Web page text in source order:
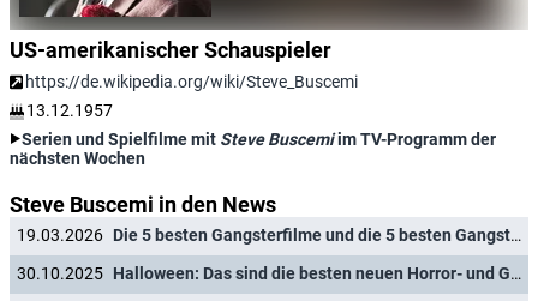
US-amerikanischer Schauspieler
https://de.wikipedia.org/wiki/Steve_Buscemi
13.12.1957
Serien und Spielfilme mit Steve Buscemiim TV-Programm der
nächsten Wochen
Steve Buscemi in den News
19.03.2026
Die 5 besten Gangsterfilme und die 5 besten Gangsterserien
30.10.2025
Halloween: Das sind die besten neuen Horror- und Gruselgeschichten auf Netflix & Co.